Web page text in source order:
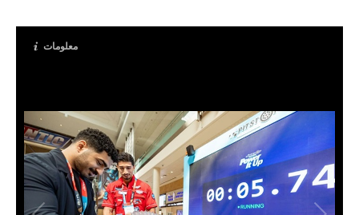
معلومات